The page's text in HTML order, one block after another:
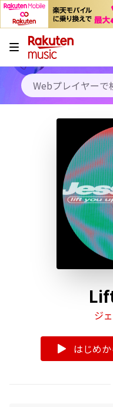
キャンペーン
料金プラン
使い方
初回30日間無料お試し
ジ
はじめ